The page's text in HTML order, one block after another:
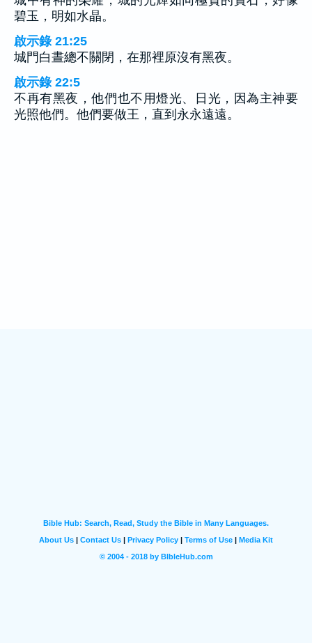
碧玉，明如水晶。
啟示錄 21:25
城門白晝總不關閉，在那裡原沒有黑夜。
啟示錄 22:5
不再有黑夜，他們也不用燈光、日光，因為主神要
光照他們。他們要做王，直到永永遠遠。